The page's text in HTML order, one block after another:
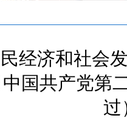
经济和社会
国共产党第
过